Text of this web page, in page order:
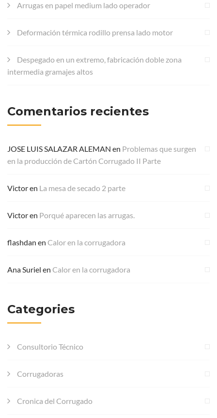
Arrugas en papel medium lado operador
Deformación térmica rodillo prensa lado motor
Despegado en un extremo, fabricación doble zona
intermedia gramajes altos
Comentarios recientes
JOSE LUIS SALAZAR ALEMAN en Problemas que surgen
en la producción de Cartón Corrugado II Parte
Victoren La mesa de secado 2 parte
Victoren Porqué aparecen las arrugas.
flashdan en Calor en la corrugadora
Ana Suriel en Calor en la corrugadora
Categories
Consultorio Técnico
Corrugadoras
Cronica del Corrugado